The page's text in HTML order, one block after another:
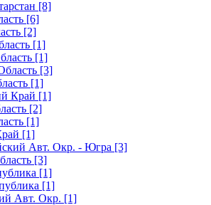
[8]
[6]
[2]
[1]
[1]
[3]
[1]
Край [1]
[2]
[1]
[1]
Авт. Окр. - Югра [3]
[3]
[1]
[1]
Авт. Окр. [1]